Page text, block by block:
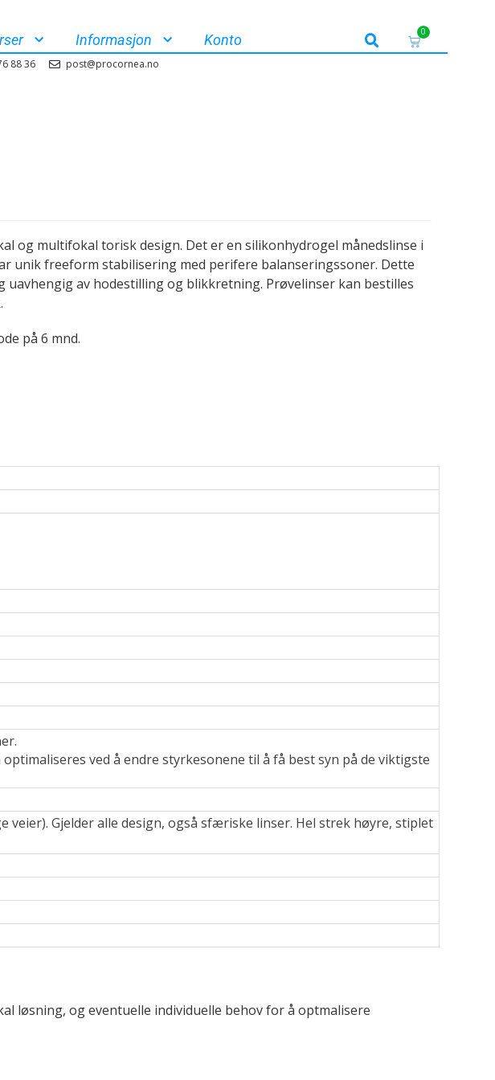
Informasjon Konto 0
88 36 post@procornea.no
og multifokal torisk design. Det er en silikonhydrogel månedslinse i
unik freeform stabilisering med perifere balanseringssoner. Dette
uavhengig av hodestilling og blikkretning. Prøvelinser kan bestilles
på 6 mnd.
ved å endre styrkesonene til å få best syn på de viktigste
veier). Gjelder alle design, også sfæriske linser. Hel strek høyre, stiplet
løsning, og eventuelle individuelle behov for å optmalisere